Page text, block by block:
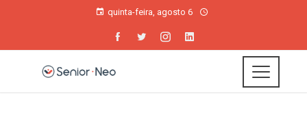
quinta-feira, agosto 6